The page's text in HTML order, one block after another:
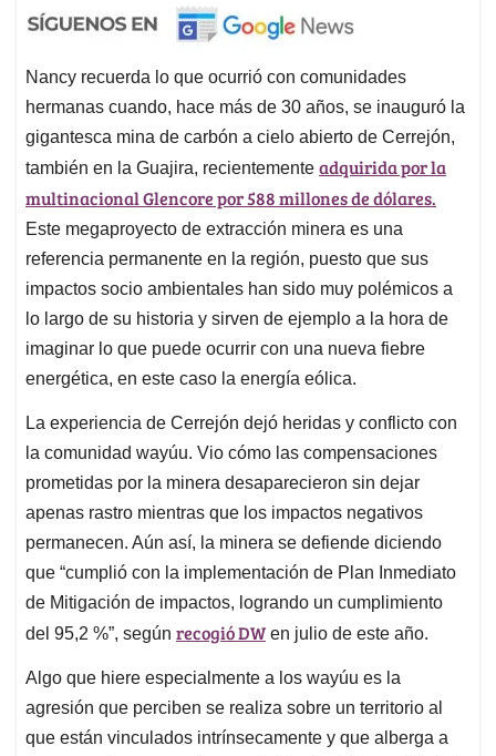
Nancy recuerda lo que ocurrió con comunidades
hermanas cuando, hace más de 30 años, se inauguró la
gigantesca mina de carbón a cielo abierto de Cerrejón,
también en la Guajira, recientemente adquirida por la
multinacional Glencore por 588 millones de dólares.
Este megaproyecto de extracción minera es una
referencia permanente en la región, puesto que sus
impactos socio ambientales han sido muy polémicos a
lo largo de su historia y sirven de ejemplo a la hora de
imaginar lo que puede ocurrir con una nueva fiebre
energética, en este caso la energía eólica.
La experiencia de Cerrejón dejó heridas y conflicto con
la comunidad wayúu. Vio cómo las compensaciones
prometidas por la minera desaparecieron sin dejar
apenas rastro mientras que los impactos negativos
permanecen. Aún así, la minera se defiende diciendo
que “cumplió con la implementación de Plan Inmediato
de Mitigación de impactos, logrando un cumplimiento
del 95,2 %”, según recogió DW en julio de este año.
Algo que hiere especialmente a los wayúu es la
agresión que perciben se realiza sobre un territorio al
que están vinculados intrínsecamente y que alberga a